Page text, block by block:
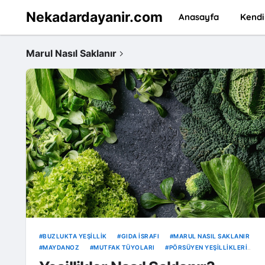
Nekadardayanir.com Anasayfa
Marul Nasıl Saklanır
BUZLUKTA YEŞILLIK GIDA İSRAFI
MARUL NASIL SAKLANIR
MAYDANOZ
MUTFAK TÜYOLARI
PÖRSÜYEN YEŞILLIKLERI